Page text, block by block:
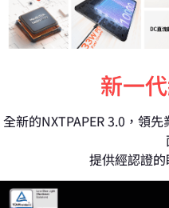
新一
全新的NXTPAPER 3.0，領
提供經認證